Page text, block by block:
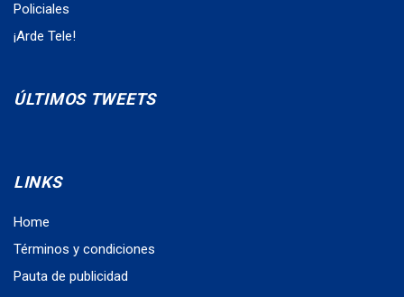
Policiales
¡Arde Tele!
ÚLTIMOS TWEETS
LINKS
Home
Términos y condiciones
Pauta de publicidad